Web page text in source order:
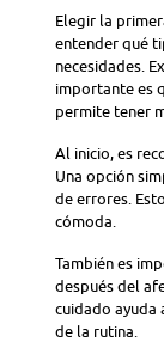
Elegir la
entender qué
necesidades.
importante es
permite tener
Al inicio, es
Una opción
de errores.
cómoda.
También es
después del
cuidado ayuda
de la rutina.